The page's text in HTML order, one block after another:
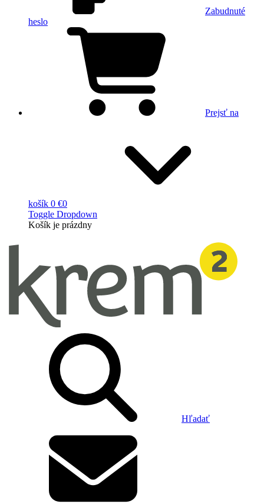
Zabudnuté
heslo
Prejsť na
košík 0 €0
Toggle Dropdown
Košík je prázdny
Hľadať